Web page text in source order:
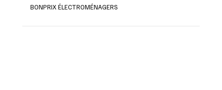
BONPRIX ÉLECTROMÉNAGERS